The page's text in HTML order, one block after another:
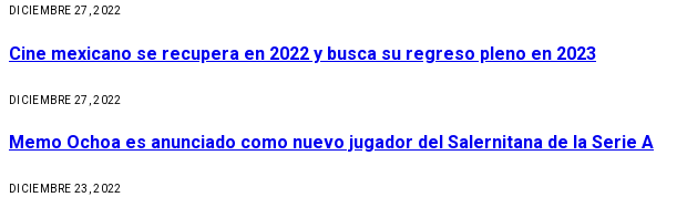
DICIEMBRE 27, 2022
Cine mexicano se recupera en 2022 y busca su regreso pleno en 2023
DICIEMBRE 27, 2022
Memo Ochoa es anunciado como nuevo jugador del Salernitana de la Serie A
DICIEMBRE 23, 2022